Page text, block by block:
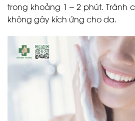
trong khoảng 1 – 2 phút. Tránh
không gây kích ứng cho da.